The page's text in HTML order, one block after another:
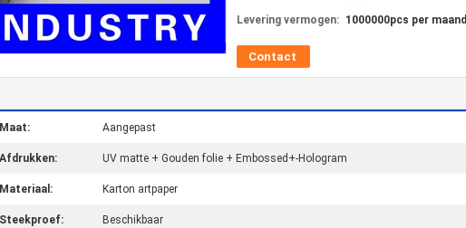
Levering vermogen: 1000000pcs per maand
Contact
Maat: Aangepast
Afdrukken: UV matte + Gouden folie + Embossed+-Hologram
Materiaal: Karton artpaper
Steekproef: Beschikbaar